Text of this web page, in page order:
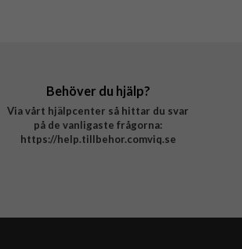
Behöver du hjälp?
Via vårt hjälpcenter så hittar du svar
på de vanligaste frågorna:
https://help.tillbehor.comviq.se